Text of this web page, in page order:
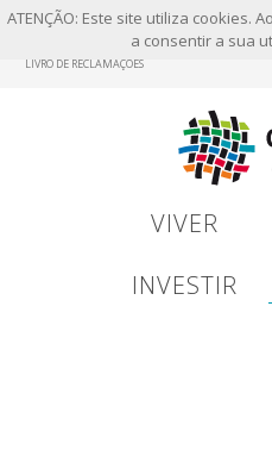
ATENÇÃO: Este site utiliza cookies.
a consentir a sua
LIVRO DE RECLAMAÇÕES
VIVER
INVESTIR